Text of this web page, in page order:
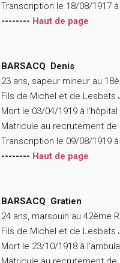
Transcription le 18/08/1917
-------- Haut de page
BARSACQ Denis
23 ans, sapeur mineur au
Fils de Michel et de Lesbats
Mort le 03/04/1919 à
Matricule au recrutement de
Transcription le 09/08/1919
-------- Haut de page
BARSACQ Gratien
24 ans, marsouin au 42ème
Fils de Michel et de Lesbats
Mort le 23/10/1918 à